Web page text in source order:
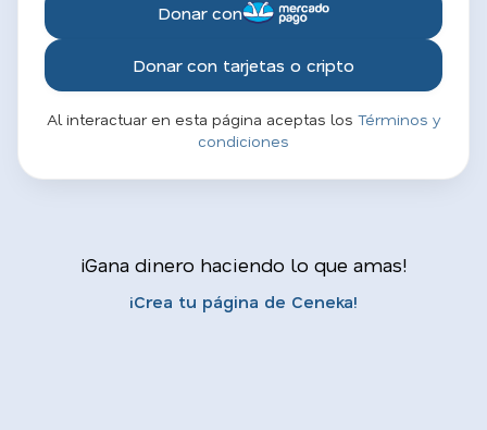
Donar con
Donar con tarjetas o cripto
Al interactuar en esta página aceptas los Términos y
condiciones
¡Gana dinero haciendo lo que amas!
¡Crea tu página de Ceneka!